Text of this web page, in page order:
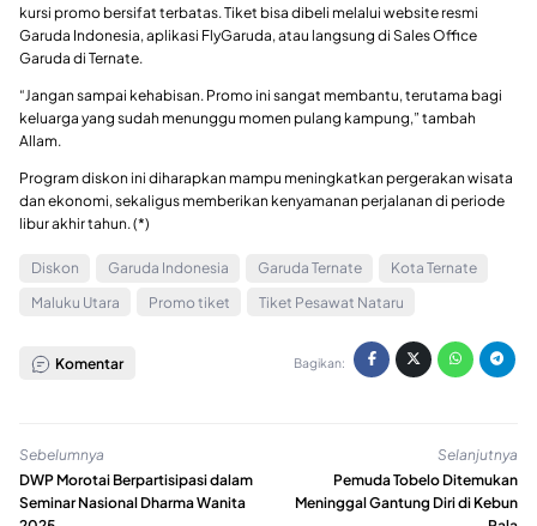
kursi promo bersifat terbatas. Tiket bisa dibeli melalui website resmi
Garuda Indonesia, aplikasi FlyGaruda, atau langsung di Sales Office
Garuda di Ternate.
“Jangan sampai kehabisan. Promo ini sangat membantu, terutama bagi
keluarga yang sudah menunggu momen pulang kampung,” tambah
Allam.
Program diskon ini diharapkan mampu meningkatkan pergerakan wisata
dan ekonomi, sekaligus memberikan kenyamanan perjalanan di periode
libur akhir tahun. (*)
Diskon Garuda Indonesia Garuda Ternate
Kota Ternate
Maluku Utara
Promo tiket Tiket Pesawat Nataru
Komentar Bagikan:
Sebelumnya
DWP Morotai Berpartisipasi dalam
Seminar Nasional Dharma Wanita
Selanjutnya
Pemuda Tobelo Ditemukan
Meninggal Gantung Diri di Kebun